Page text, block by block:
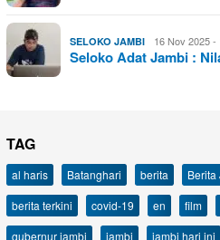
SELOKO JAMBI 16 Nov 2025 -
Seloko Adat Jambi :
TAG
al haris Batanghari berita Berita
berita terkini
covid-19 en film
gubernur jambi
jambi jambi hari ini